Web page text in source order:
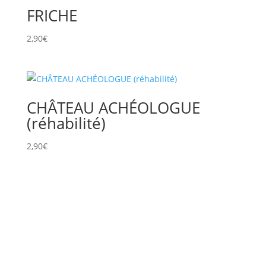
FRICHE
2,90€
CHÂTEAU ACHÉOLOGUE
(réhabilité)
2,90€